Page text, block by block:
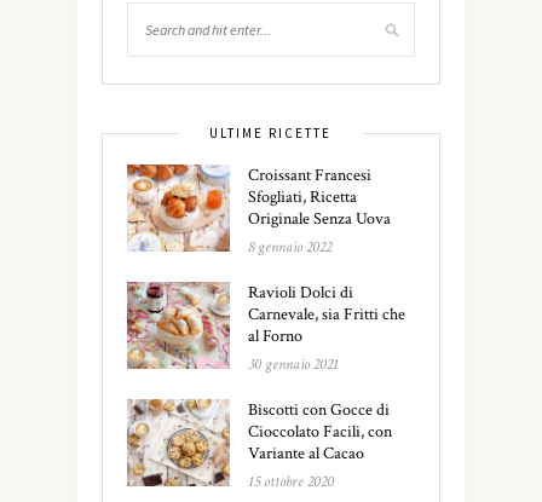
ULTIME RICETTE
Croissant Francesi
Sfogliati, Ricetta
Originale Senza Uova
8 gennaio 2022
Ravioli Dolci di
Carnevale, sia Fritti che
al Forno
30 gennaio 2021
Biscotti con Gocce di
Cioccolato Facili, con
Variante al Cacao
15 ottobre 2020